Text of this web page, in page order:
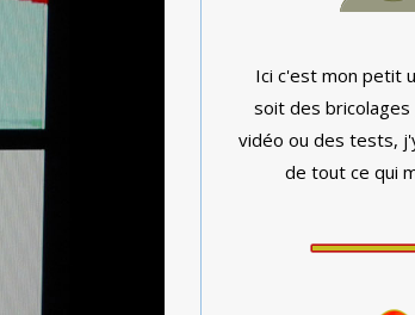
Ici c'est mon petit
soit des
vidéo ou des tests,
de tout ce qui